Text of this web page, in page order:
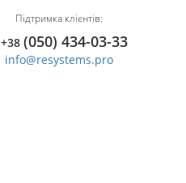
Підтримка клієнтів:
+38 (050) 434-03-33
info@resystems.pro